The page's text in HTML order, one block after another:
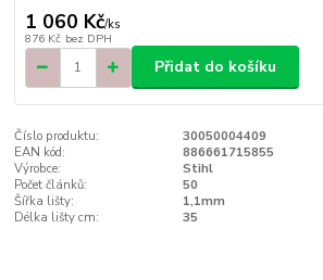
1 060 Kč/ks
876 Kč bez DPH
Přidat do košíku
Číslo produktu:
30050004409
EAN kód:
886661715855
Výrobce:
Stihl
Počet článků:
50
Šířka lišty:
1,1mm
Délka lišty cm:
35